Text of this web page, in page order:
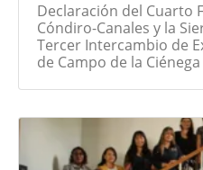
Declaración del Cuarto
Cóndiro-Canales y la
Tercer Intercambio de
de Campo de la